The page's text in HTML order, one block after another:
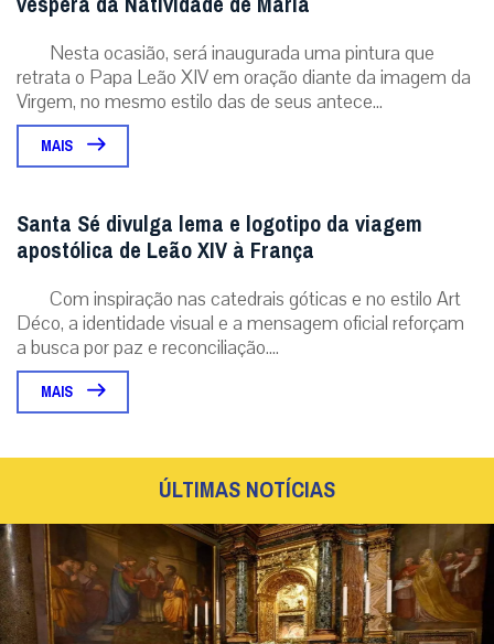
Nesta ocasião, será inaugurada uma pintura que
retrata o Papa Leão XIV em oração diante da imagem da
Virgem, no mesmo estilo das de seus antece...
MAIS
Santa Sé divulga lema e logotipo da viagem
apostólica de Leão XIV à França
Com inspiração nas catedrais góticas e no estilo Art
Déco, a identidade visual e a mensagem oficial reforçam
a busca por paz e reconciliação....
MAIS
ÚLTIMAS NOTÍCIAS